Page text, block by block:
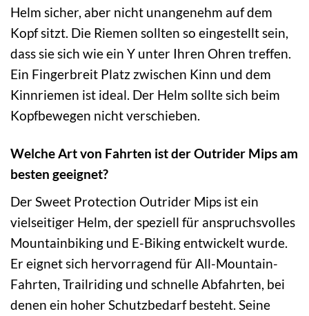
Helm sicher, aber nicht unangenehm auf dem
Kopf sitzt. Die Riemen sollten so eingestellt sein,
dass sie sich wie ein Y unter Ihren Ohren treffen.
Ein Fingerbreit Platz zwischen Kinn und dem
Kinnriemen ist ideal. Der Helm sollte sich beim
Kopfbewegen nicht verschieben.
Welche Art von Fahrten ist der Outrider Mips am
besten geeignet?
Der Sweet Protection Outrider Mips ist ein
vielseitiger Helm, der speziell für anspruchsvolles
Mountainbiking und E-Biking entwickelt wurde.
Er eignet sich hervorragend für All-Mountain-
Fahrten, Trailriding und schnelle Abfahrten, bei
denen ein hoher Schutzbedarf besteht. Seine